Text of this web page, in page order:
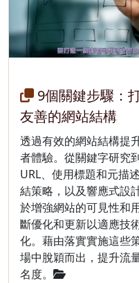
9個關鍵步驟：
友善的網站結構
透過有效的網站結構提
者體驗。從關鍵字研究
URL、使用標題和元描
結策略，以及響應式設
於增強網站的可見性和
斷優化和更新以適應技
化。藉由落實實施這些
場中脫穎而出，提升流
名度。